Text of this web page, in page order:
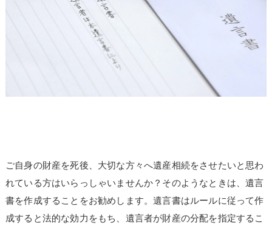
ご自身の財産を死後、大切な方々へ遺産相続をさせたいと思わ
れている方はいらっしゃいませんか？そのようなときは、遺言
書を作成することをお勧めします。遺言書はルールに従って作
成すると法的な効力をもち、遺言者が財産の分配を指定するこ